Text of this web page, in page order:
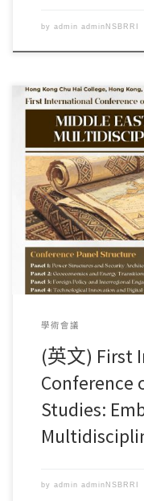
by admin adminNSBRRI
抱歉，此内容僅提供英
學術會議
(英文) First
Conference
Studies:
by admin adminNSBRRI